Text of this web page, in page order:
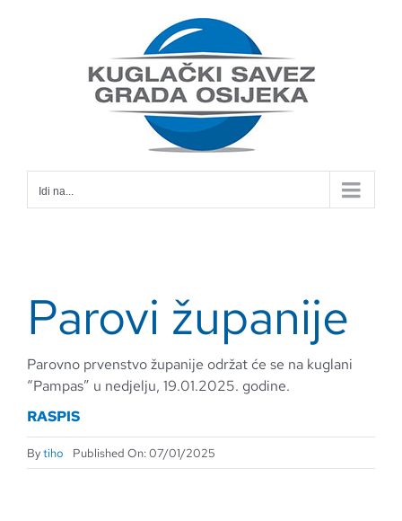
Idi na...
Parovi županije
Parovno prvenstvo županije održat će se na kuglani
“Pampas” u nedjelju, 19.01.2025. godine.
RASPIS
Bytiho Published On: 07/01/2025